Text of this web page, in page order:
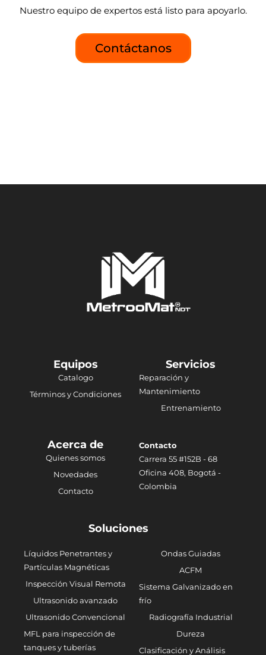
Nuestro equipo de expertos está listo para apoyarlo.
Contáctanos
Equipos
Catalogo
Términos y Condiciones
Servicios
Reparación y
Mantenimiento
Entrenamiento
Acerca de
Quienes somos
Novedades
Contacto
Contacto
Carrera 55 #152B - 68
Oficina 408, Bogotá -
Colombia
Soluciones
Líquidos Penetrantes y
Partículas Magnéticas
Inspección Visual Remota
Ultrasonido avanzado
Ultrasonido Convencional
MFL para inspección de
tanques y tuberías
Ondas Guiadas
ACFM
Sistema Galvanizado en
frío
Radiografía Industrial
Dureza
Clasificación y Análisis